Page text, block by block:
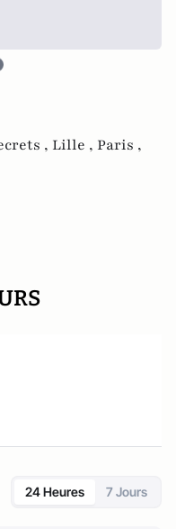
, Lille , Paris ,
24 Heures 7 Jours